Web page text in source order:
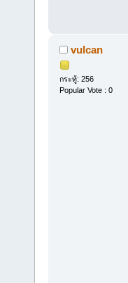
vulcan
กระทู้: 256
Popular Vote : 0